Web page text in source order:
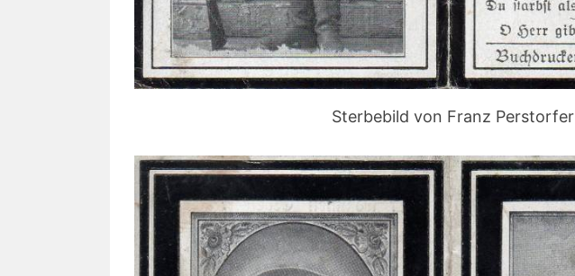
Sterbebild von Franz Perstorfer